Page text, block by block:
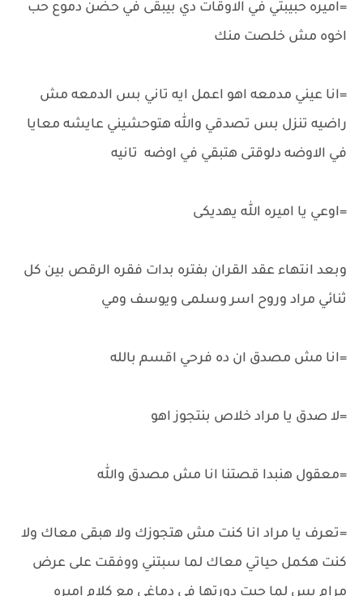
=اميره حبيبتي في الاوقات دي بيبقى في حضن دموع حب
اخوه مش خلصت منك
=انا عيني مدمعه اهو اعمل ايه تاني بس الدمعه مش
راضيه تنزل بس تصدقي والله هتوحشيني عايشه معايا
في الاوضه دلوقتى هتبقي في اوضه تانيه
=اوعي يا اميره الله يهديكى
وبعد انتهاء عقد القران بفتره بدات فقره الرقص بين كل
ثنائي مراد وروح اسر وسلمى ويوسف ومي
=انا مش مصدق ان ده فرحي اقسم بالله
=لا صدق يا مراد خلاص بنتجوز اهو
=معقول هنبدا قصتنا انا مش مصدق والله
=تعرف يا مراد انا كنت مش هتجوزك ولا هبقى معاك ولا
كنت هكمل حياتي معاك لما سبتني ووفقت على عرض
مرام بس لما جيت دورتها في دماغي مع كلام اميره